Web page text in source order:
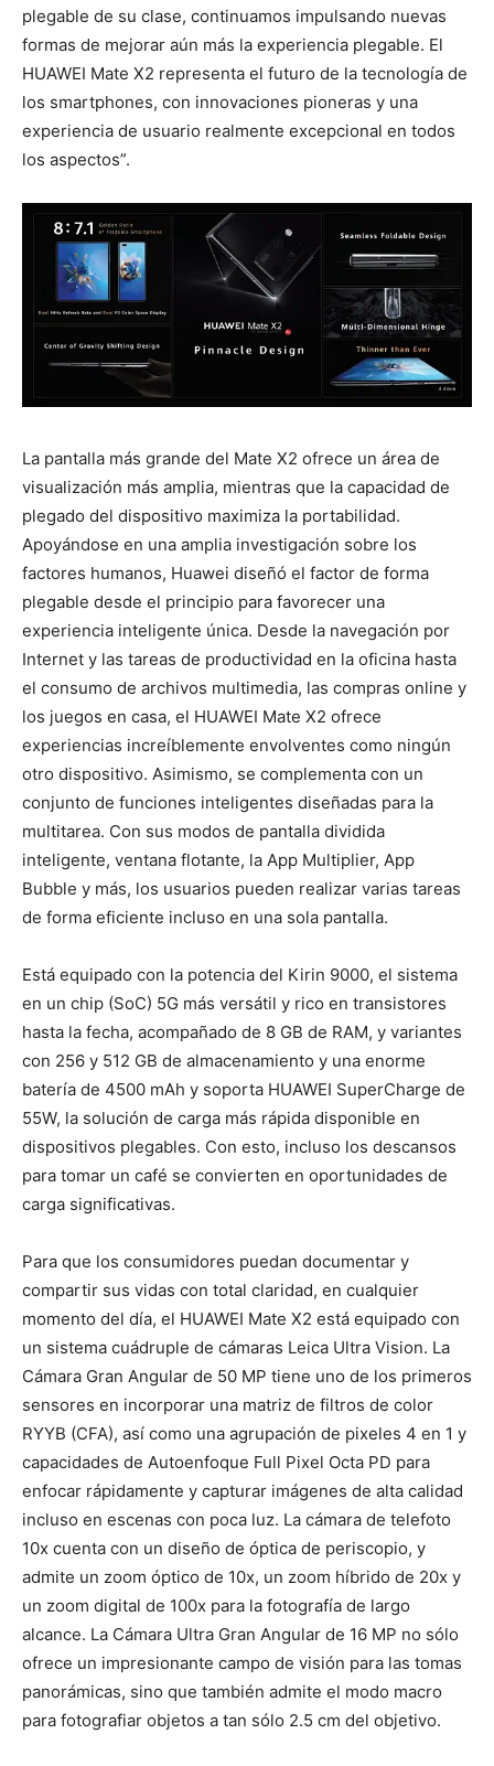
plegable de su clase, continuamos impulsando nuevas
formas de mejorar aún más la experiencia plegable. El
HUAWEI Mate X2 representa el futuro de la tecnología de
los smartphones, con innovaciones pioneras y una
experiencia de usuario realmente excepcional en todos
los aspectos”.
La pantalla más grande del Mate X2 ofrece un área de
visualización más amplia, mientras que la capacidad de
plegado del dispositivo maximiza la portabilidad.
Apoyándose en una amplia investigación sobre los
factores humanos, Huawei diseñó el factor de forma
plegable desde el principio para favorecer una
experiencia inteligente única. Desde la navegación por
Internet y las tareas de productividad en la oficina hasta
el consumo de archivos multimedia, las compras online y
los juegos en casa, el HUAWEI Mate X2 ofrece
experiencias increíblemente envolventes como ningún
otro dispositivo. Asimismo, se complementa con un
conjunto de funciones inteligentes diseñadas para la
multitarea. Con sus modos de pantalla dividida
inteligente, ventana flotante, la App Multiplier, App
Bubble y más, los usuarios pueden realizar varias tareas
de forma eficiente incluso en una sola pantalla.
Está equipado con la potencia del Kirin 9000, el sistema
en un chip (SoC) 5G más versátil y rico en transistores
hasta la fecha, acompañado de 8 GB de RAM, y variantes
con 256 y 512 GB de almacenamiento y una enorme
batería de 4500 mAh y soporta HUAWEI SuperCharge de
55W, la solución de carga más rápida disponible en
dispositivos plegables. Con esto, incluso los descansos
para tomar un café se convierten en oportunidades de
carga significativas.
Para que los consumidores puedan documentar y
compartir sus vidas con total claridad, en cualquier
momento del día, el HUAWEI Mate X2 está equipado con
un sistema cuádruple de cámaras Leica Ultra Vision. La
Cámara Gran Angular de 50 MP tiene uno de los primeros
sensores en incorporar una matriz de filtros de color
RYYB (CFA), así como una agrupación de pixeles 4 en 1 y
capacidades de Autoenfoque Full Pixel Octa PD para
enfocar rápidamente y capturar imágenes de alta calidad
incluso en escenas con poca luz. La cámara de telefoto
10x cuenta con un diseño de óptica de periscopio, y
admite un zoom óptico de 10x, un zoom híbrido de 20x y
un zoom digital de 100x para la fotografía de largo
alcance. La Cámara Ultra Gran Angular de 16 MP no sólo
ofrece un impresionante campo de visión para las tomas
panorámicas, sino que también admite el modo macro
para fotografiar objetos a tan sólo 2.5 cm del objetivo.